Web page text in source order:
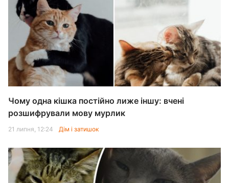
Чому одна кішка постійно лиже іншу: вчені
розшифрували мову мурлик
21 липня, 12:24 Дім і затишок